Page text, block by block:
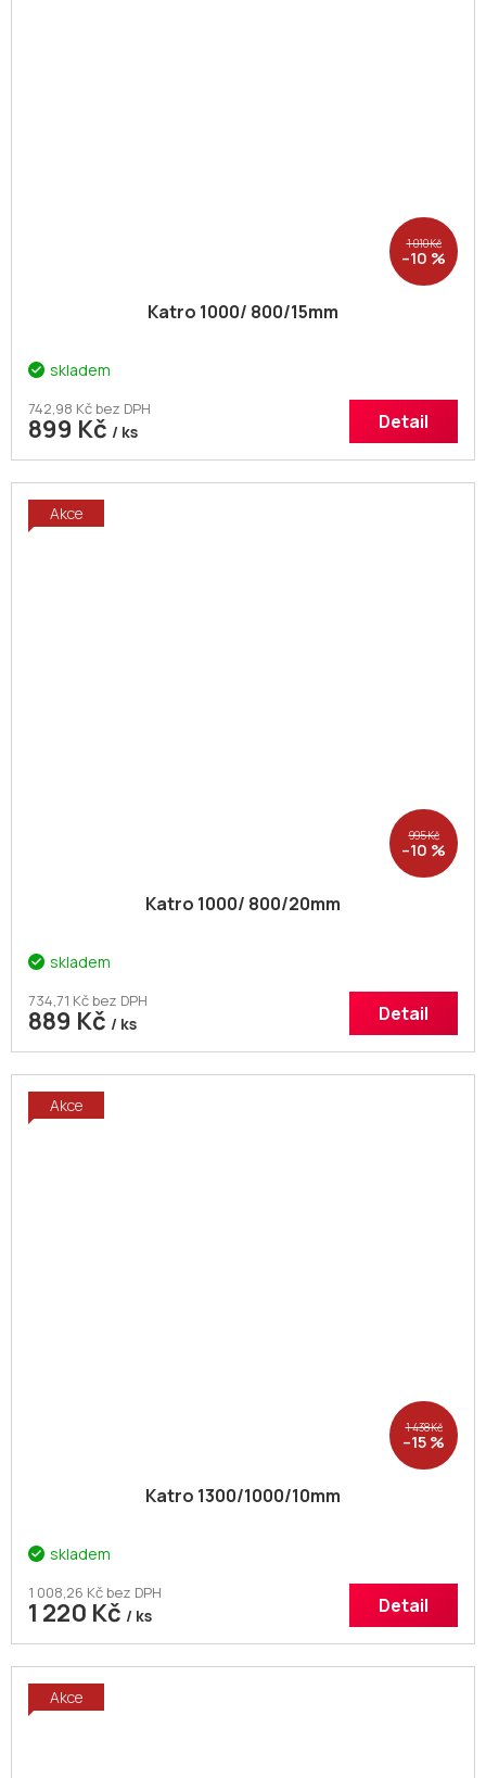
1 010 Kč
–10 %
Katro 1000/ 800/15mm
skladem
742,98 Kč bez DPH
899 Kč / ks Detail
Akce
995 Kč
–10 %
Katro 1000/ 800/20mm
skladem
734,71 Kč bez DPH
889 Kč / ks Detail
Akce
1 438 Kč
–15 %
Katro 1300/1000/10mm
skladem
1 008,26 Kč bez DPH
1 220 Kč / ks Detail
Akce